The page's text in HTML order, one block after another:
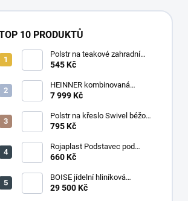
10 PRODUKTŮ
Polstr na teakové zahradní
křeslo vysoké - látka motiv
545 Kč
HEINNER kombinovaná
chladnička HF-
7 999 Kč
Polstr na křeslo Swivel béžový
melír
795 Kč
Rojaplast Podstavec pod
slunečník 22kg
660 Kč
BOISE jídelní hliníková
souprava CAPPUCCINO
29 500 Kč